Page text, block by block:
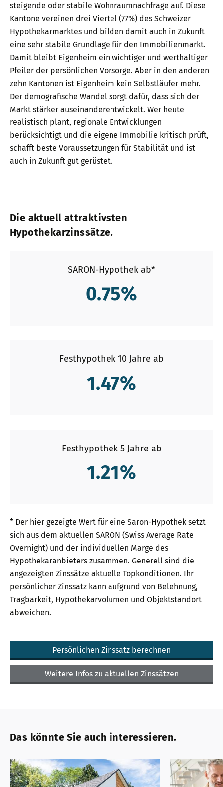
steigende oder stabile Wohnraumnachfrage auf. Diese
Kantone vereinen drei Viertel (77%) des Schweizer
Hypothekarmarktes und bilden damit auch in Zukunft
eine sehr stabile Grundlage für den Immobilienmarkt.
Damit bleibt Eigenheim ein wichtiger und werthaltiger
Pfeiler der persönlichen Vorsorge. Aber in den anderen
zehn Kantonen ist Eigenheim kein Selbstläufer mehr.
Der demografische Wandel sorgt dafür, dass sich der
Markt stärker auseinanderentwickelt. Wer heute
realistisch plant, regionale Entwicklungen
berücksichtigt und die eigene Immobilie kritisch prüft,
schafft beste Voraussetzungen für Stabilität und ist
auch in Zukunft gut gerüstet.
Die aktuell attraktivsten
Hypothekarzinssätze.
SARON-Hypothek ab*
0.75%
Festhypothek 10 Jahre ab
1.47%
Festhypothek 5 Jahre ab
1.21%
* Der hier gezeigte Wert für eine Saron-Hypothek setzt
sich aus dem aktuellen SARON (Swiss Average Rate
Overnight) und der individuellen Marge des
Hypothekaranbieters zusammen. Generell sind die
angezeigten Zinssätze aktuelle Topkonditionen. Ihr
persönlicher Zinssatz kann aufgrund von Belehnung,
Tragbarkeit, Hypothekarvolumen und Objektstandort
abweichen.
Persönlichen Zinssatz berechnen
Weitere Infos zu aktuellen Zinssätzen
Das könnte Sie auch interessieren.